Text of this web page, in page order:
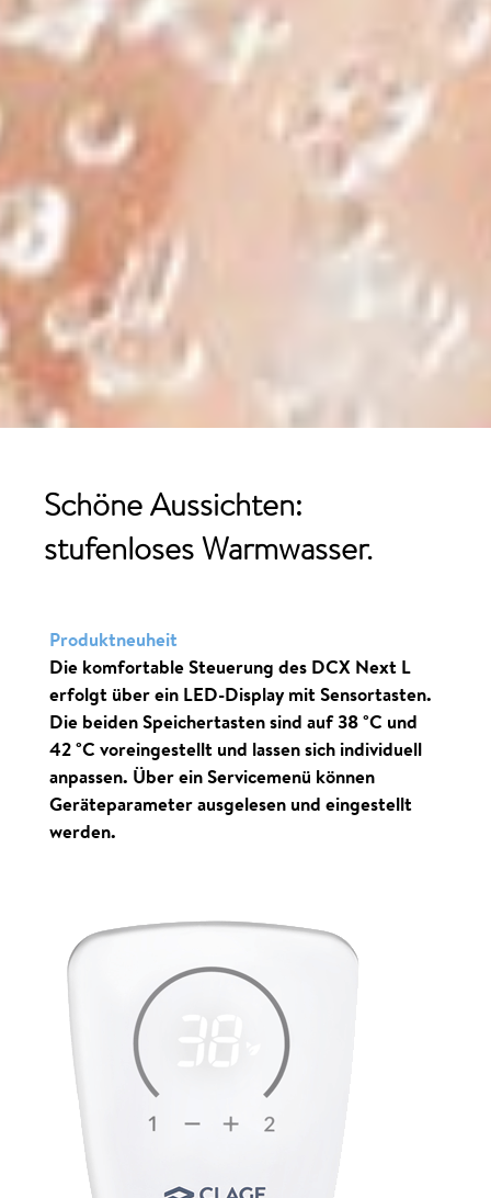
Schöne Aussichten:
stufenloses Warmwasser.
Produktneuheit
Die komfortable Steuerung des DCX Next L
erfolgt über ein LED-Display mit Sensortasten.
Die beiden Speichertasten sind auf 38°C und
42°C voreingestellt und lassen sich individuell
anpassen. Über ein Servicemenü können
Geräteparameter ausgelesen und eingestellt
werden.